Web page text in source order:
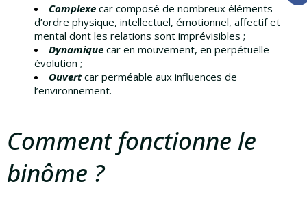
Complexecar composé de nombreux éléments
d’ordre physique, intellectuel, émotionnel, affectif et
mental dont les relations sont imprévisibles ;
Dynamique car en mouvement, en perpétuelle
évolution ;
Ouvert car perméable aux influences de
l’environnement.
Comment fonctionne le
binôme ?